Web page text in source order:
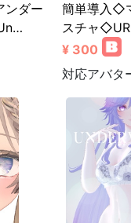
ダー
簡単導入◇
スチャ
¥ 300
対応アバタ